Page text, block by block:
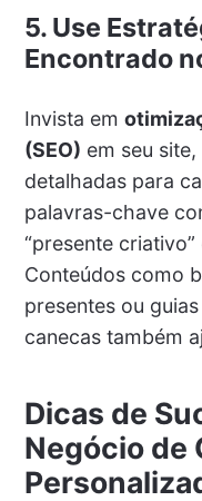
5. Use
Encontrado
Invista em
(SEO) em seu
detalhadas para
palavras-chave
“presente criativo”
Conteúdos como
presentes ou
canecas também
Dicas de
Negócio de